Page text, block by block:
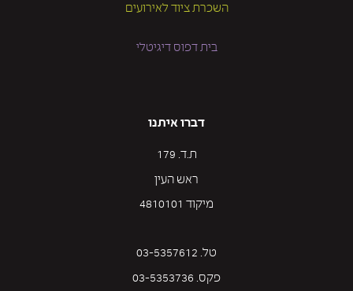
השכרת ציוד לאירועים
בית דפוס דיגיטלי
דברו איתנו
ת.ד. 179
ראש העין
מיקוד 4810101
טל. 03-5357612
פקס. 03-5353736